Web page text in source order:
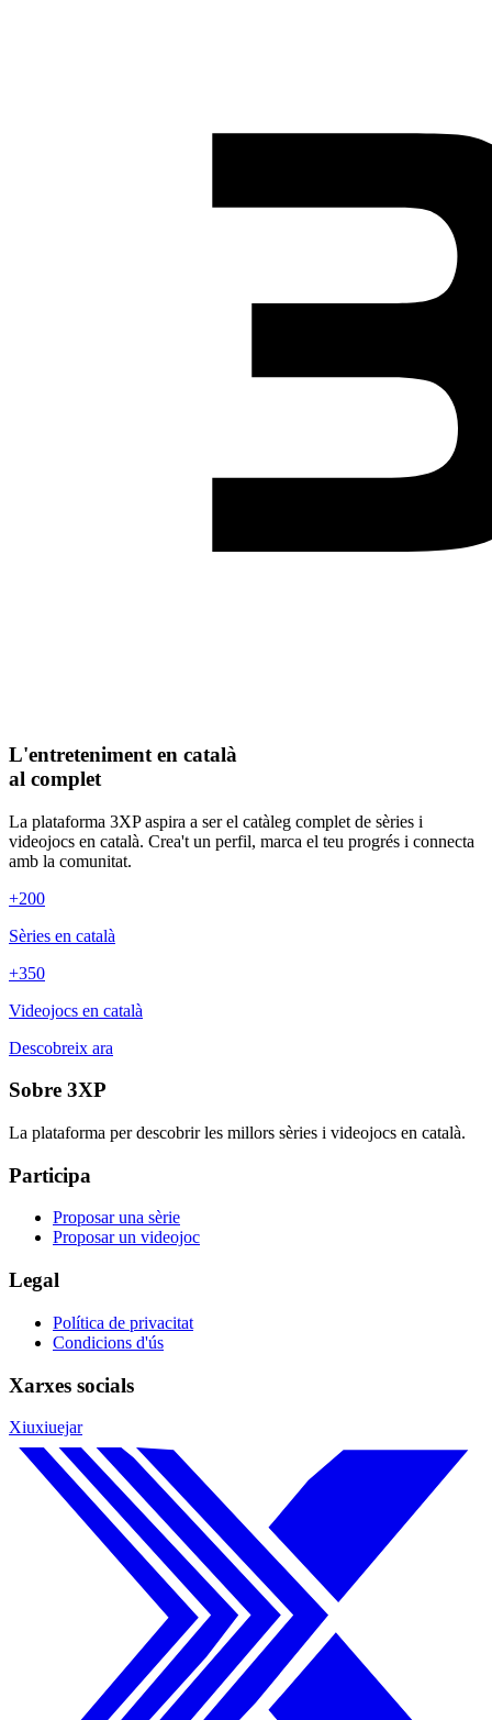
L'entreteniment en català
al complet
La plataforma 3XP aspira a ser el catàleg complet de sèries i
videojocs en català. Crea't un perfil, marca el teu progrés i connecta
amb la comunitat.
+200
Sèries en català
+350
Videojocs en català
Descobreix ara
Sobre 3XP
La plataforma per descobrir les millors sèries i videojocs en català.
Participa
Proposar una sèrie
Proposar un videojoc
Legal
Política de privacitat
Condicions d'ús
Xarxes socials
Xiuxiuejar